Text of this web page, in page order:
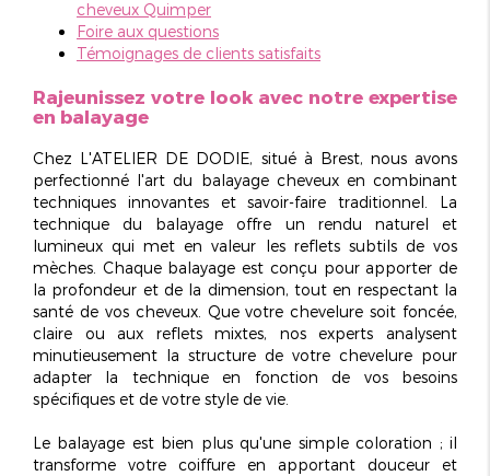
cheveux Quimper
Foire aux questions
Témoignages de clients satisfaits
Rajeunissez votre look avec notre expertise
en balayage
Chez L'ATELIER DE DODIE, situé à Brest, nous avons
perfectionné l'art du balayage cheveuxen combinant
techniques innovantes et savoir-faire traditionnel. La
technique du balayage offre un rendu naturel et
lumineux qui met en valeur les reflets subtils de vos
mèches. Chaque balayage est conçu pour apporter de
la profondeur et de la dimension, tout en respectant la
santé de vos cheveux. Que votre chevelure soit foncée,
claire ou aux reflets mixtes, nos experts analysent
minutieusement la structure de votre chevelure pour
adapter la technique en fonction de vos besoins
spécifiques et de votre style de vie.
Le balayage est bien plus qu'une simple coloration ; il
transforme votre coiffure en apportant douceur et